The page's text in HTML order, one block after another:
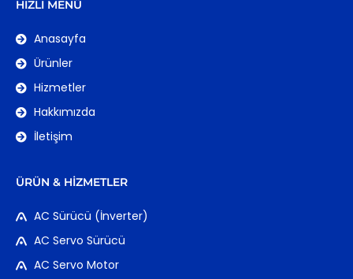
HIZLI MENÜ
Anasayfa
Ürünler
Hizmetler
Hakkımızda
İletişim
ÜRÜN & HIZMETLER
AC Sürücü (İnverter)
AC Servo Sürücü
AC Servo Motor